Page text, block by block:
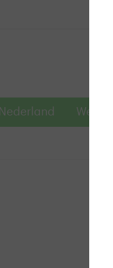
Nederland